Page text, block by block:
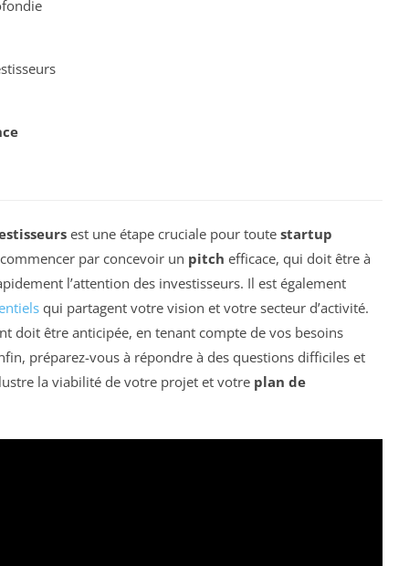
est une étape cruciale pour toute startup
par concevoir un pitch efficace, qui doit être à
l’attention des investisseurs. Il est également
qui partagent votre vision et votre secteur d’activité.
doit être anticipée, en tenant compte de vos besoins
préparez-vous à répondre à des questions difficiles et
la viabilité de votre projet et votre plan de